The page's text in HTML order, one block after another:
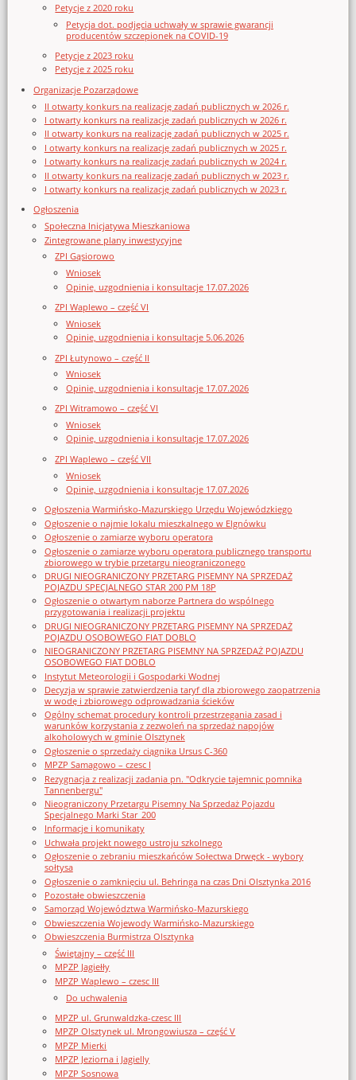
Petycje z 2020 roku
Petycja dot. podjęcia uchwały w sprawie gwarancji
producentów szczepionek na COVID-19
Petycje z 2023 roku
Petycje z 2025 roku
Organizacje Pozarządowe
II otwarty konkurs na realizację zadań publicznych w 2026 r.
I otwarty konkurs na realizację zadań publicznych w 2026 r.
II otwarty konkurs na realizację zadań publicznych w 2025 r.
I otwarty konkurs na realizację zadań publicznych w 2025 r.
I otwarty konkurs na realizację zadań publicznych w 2024 r.
II otwarty konkurs na realizację zadań publicznych w 2023 r.
I otwarty konkurs na realizację zadań publicznych w 2023 r.
Ogłoszenia
Społeczna Inicjatywa Mieszkaniowa
Zintegrowane plany inwestycyjne
ZPI Gąsiorowo
Wniosek
Opinie, uzgodnienia i konsultacje 17.07.2026
ZPI Waplewo – część VI
Wniosek
Opinie, uzgodnienia i konsultacje 5.06.2026
ZPI Łutynowo – część II
Wniosek
Opinie, uzgodnienia i konsultacje 17.07.2026
ZPI Witramowo – część VI
Wniosek
Opinie, uzgodnienia i konsultacje 17.07.2026
ZPI Waplewo – część VII
Wniosek
Opinie, uzgodnienia i konsultacje 17.07.2026
Ogłoszenia Warmińsko-Mazurskiego Urzędu Wojewódzkiego
Ogłoszenie o najmie lokalu mieszkalnego w Elgnówku
Ogłoszenie o zamiarze wyboru operatora
Ogłoszenie o zamiarze wyboru operatora publicznego transportu
zbiorowego w trybie przetargu nieograniczonego
DRUGI NIEOGRANICZONY PRZETARG PISEMNY NA SPRZEDAŻ
POJAZDU SPECJALNEGO STAR 200 PM 18P
Ogłoszenie o otwartym naborze Partnera do wspólnego
przygotowania i realizacji projektu
DRUGI NIEOGRANICZONY PRZETARG PISEMNY NA SPRZEDAŻ
POJAZDU OSOBOWEGO FIAT DOBLO
NIEOGRANICZONY PRZETARG PISEMNY NA SPRZEDAŻ POJAZDU
OSOBOWEGO FIAT DOBLO
Instytut Meteorologii i Gospodarki Wodnej
Decyzja w sprawie zatwierdzenia taryf dla zbiorowego zaopatrzenia
w wodę i zbiorowego odprowadzania ścieków
Ogólny schemat procedury kontroli przestrzegania zasad i
warunków korzystania z zezwoleń na sprzedaż napojów
alkoholowych w gminie Olsztynek
Ogłoszenie o sprzedaży ciągnika Ursus C-360
MPZP Samagowo – czesc I
Rezygnacja z realizacji zadania pn. "Odkrycie tajemnic pomnika
Tannenbergu"
Nieograniczony Przetargu Pisemny Na Sprzedaż Pojazdu
Specjalnego Marki Star_200
Informacje i komunikaty
Uchwała projekt nowego ustroju szkolnego
Ogłoszenie o zebraniu mieszkańców Sołectwa Drwęck - wybory
sołtysa
Ogłoszenie o zamknięciu ul. Behringa na czas Dni Olsztynka 2016
Pozostałe obwieszczenia
Samorząd Województwa Warmińsko-Mazurskiego
Obwieszczenia Wojewody Warmińsko-Mazurskiego
Obwieszczenia Burmistrza Olsztynka
Świętajny – część III
MPZP Jagiełły
MPZP Waplewo – czesc III
Do uchwalenia
MPZP ul. Grunwaldzka-czesc III
MPZP Olsztynek ul. Mrongowiusza – część V
MPZP Mierki
MPZP Jeziorna i Jagielly
MPZP Sosnowa